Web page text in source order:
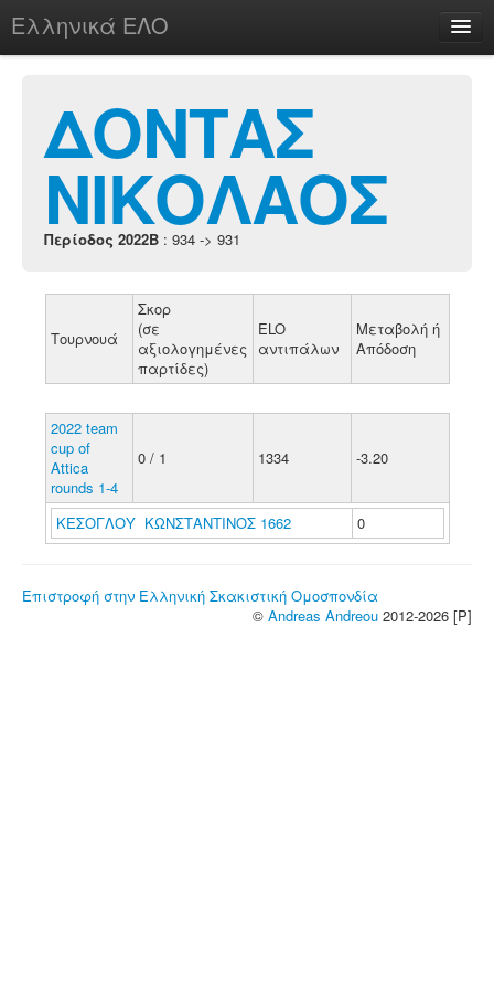
Ελληνικά ΕΛΟ
chesstu.be @ discord
Login
ΔΟΝΤΑΣ
ΝΙΚΟΛΑΟΣ
Περίοδος 2022B : 934 -> 931
Τουρνουά
Σκορ
(σε
αξιολογημένες
παρτίδες)
ELO
αντιπάλων
Μεταβολή ή
Απόδοση
2022 team
cup of
Attica
rounds 1-4
0 / 1 1334 -3.20
ΚΕΣΟΓΛΟΥ ΚΩΝΣΤΑΝΤΙΝΟΣ 1662 0
Επιστροφή στην Ελληνική Σκακιστική Ομοσπονδία
© Andreas Andreou 2012-2026 [P]